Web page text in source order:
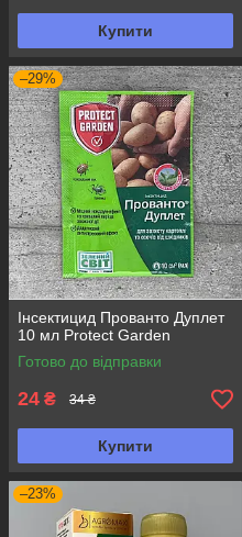
Купити
–29%
Інсектицид Прованто Дуплет
10 мл Protect Garden
Готово до відправки
24 ₴ 34 ₴
Купити
–23%